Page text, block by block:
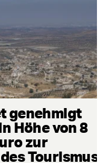
genehmigt
Höhe von 8
zur
Tourismus